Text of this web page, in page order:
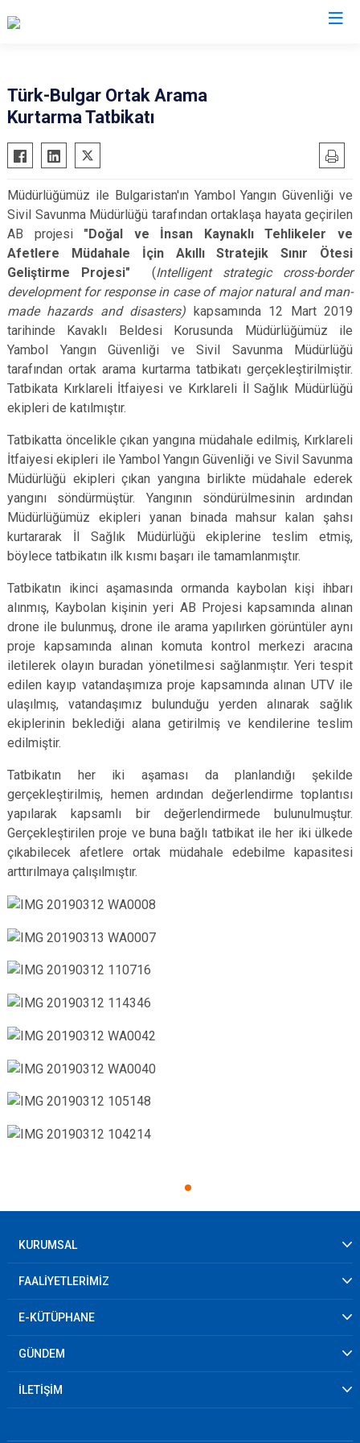
Türk-Bulgar Ortak Arama
Kurtarma Tatbikatı
Müdürlüğümüz ile Bulgaristan'ın Yambol Yangın Güvenliği ve
Sivil Savunma Müdürlüğü tarafından ortaklaşa hayata geçirilen
AB projesi "Doğal ve İnsan Kaynaklı Tehlikeler ve
Afetlere Müdahale İçin Akıllı Stratejik Sınır Ötesi
Geliştirme Projesi" (Intelligent strategic cross-border
development for response in case of major natural and man-
made hazards and disasters) kapsamında 12 Mart 2019
tarihinde Kavaklı Beldesi Korusunda Müdürlüğümüz ile
Yambol Yangın Güvenliği ve Sivil Savunma Müdürlüğü
tarafından ortak arama kurtarma tatbikatı gerçekleştirilmiştir.
Tatbikata Kırklareli İtfaiyesi ve Kırklareli İl Sağlık Müdürlüğü
ekipleri de katılmıştır.
Tatbikatta öncelikle çıkan yangına müdahale edilmiş, Kırklareli
İtfaiyesi ekipleri ile Yambol Yangın Güvenliği ve Sivil Savunma
Müdürlüğü ekipleri çıkan yangına birlikte müdahale ederek
yangını söndürmüştür. Yangının söndürülmesinin ardından
Müdürlüğümüz ekipleri yanan binada mahsur kalan şahsı
kurtararak İl Sağlık Müdürlüğü ekiplerine teslim etmiş,
böylece tatbikatın ilk kısmı başarı ile tamamlanmıştır.
Tatbikatın ikinci aşamasında ormanda kaybolan kişi ihbarı
alınmış, Kaybolan kişinin yeri AB Projesi kapsamında alınan
drone ile bulunmuş, drone ile arama yapılırken görüntüler aynı
proje kapsamında alınan komuta kontrol merkezi aracına
iletilerek olayın buradan yönetilmesi sağlanmıştır. Yeri tespit
edilen kayıp vatandaşımıza proje kapsamında alınan UTV ile
ulaşılmış, vatandaşımız bulunduğu yerden alınarak sağlık
ekiplerinin beklediği alana getirilmiş ve kendilerine teslim
edilmiştir.
Tatbikatın her iki aşaması da planlandığı şekilde
gerçekleştirilmiş, hemen ardından değerlendirme toplantısı
yapılarak kapsamlı bir değerlendirmede bulunulmuştur.
Gerçekleştirilen proje ve buna bağlı tatbikat ile her iki ülkede
çıkabilecek afetlere ortak müdahale edebilme kapasitesi
arttırılmaya çalışılmıştır.
KURUMSAL
FAALİYETLERİMİZ
E-KÜTÜPHANE
GÜNDEM
İLETİŞİM